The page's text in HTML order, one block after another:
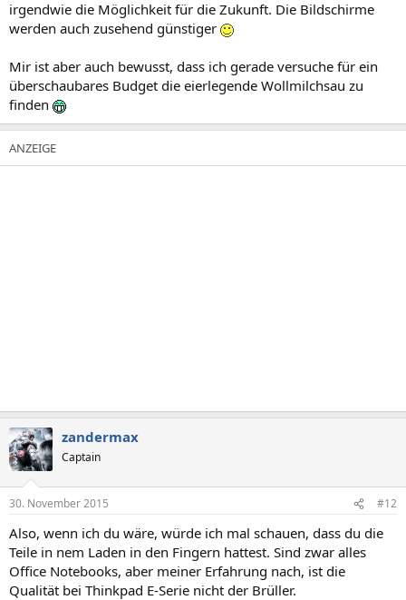
irgendwie die Möglichkeit für die Zukunft. Die Bildschirme
werden auch zusehend günstiger
Mir ist aber auch bewusst, dass ich gerade versuche für ein
überschaubares Budget die eierlegende Wollmilchsau zu
finden
zandermax
Captain
30. November 2015 #12
Also, wenn ich du wäre, würde ich mal schauen, dass du die
Teile in nem Laden in den Fingern hattest. Sind zwar alles
Office Notebooks, aber meiner Erfahrung nach, ist die
Qualität bei Thinkpad E-Serie nicht der Brüller.